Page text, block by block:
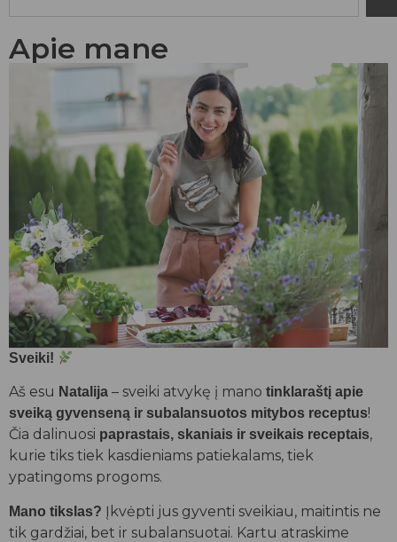
Apie mane
Sveiki!
Aš esu Natalija – sveiki atvykę į mano tinklaraštį apie
sveiką gyvenseną ir subalansuotos mitybos receptus!
Čia dalinuosi paprastais, skaniais ir sveikais receptais,
kurie tiks tiek kasdieniams patiekalams, tiek
ypatingoms progoms.
Mano tikslas? Įkvėpti jus gyventi sveikiau, maitintis ne
tik gardžiai, bet ir subalansuotai. Kartu atraskime